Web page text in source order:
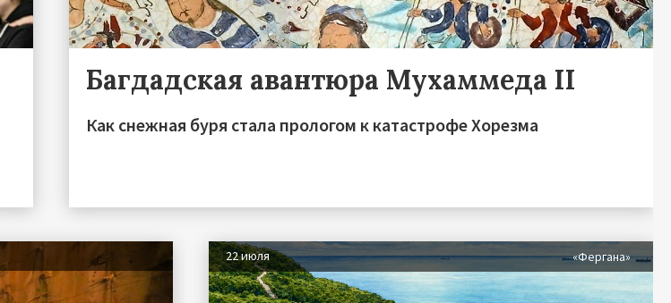
Багдадская авантюра Мухаммеда II
Как снежная буря стала прологом к катастрофе Хорезма
22 июля «Фергана»